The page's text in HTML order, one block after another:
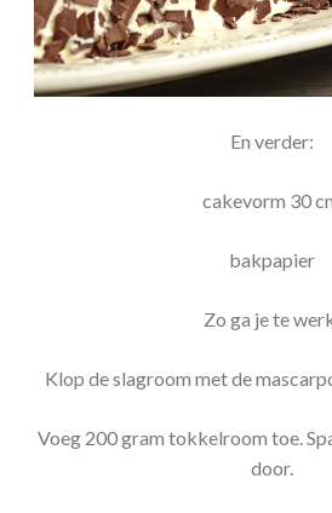
En verder:
cakevorm 30
bakpapier
Zo ga je te
Klop de slagroom met de
Voeg 200 gram tokkelroom toe.
door.